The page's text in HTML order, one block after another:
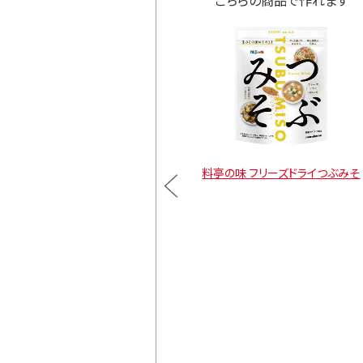
料亭の味 フリーズドライつぶみそ